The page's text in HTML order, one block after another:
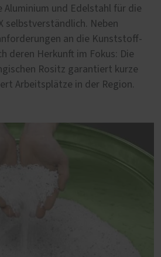
und Edelstahl für die
selbstverständlich. Neben
an die Kunststoff-
deren Herkunft im Fokus: Die
Rositz garantiert kurze
Arbeitsplätze in der Region.